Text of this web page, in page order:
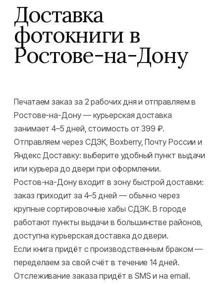
Доставка
фотокниги в
Ростове-на-Дону
Печатаем заказ за 2 рабочих дня и отправляем в
Ростове-на-Дону — курьерская доставка
занимает 4–5 дней, стоимость от 399 ₽.
Отправляем через СДЭК, Boxberry, Почту России и
Яндекс Доставку: выберите удобный пункт выдачи
или курьера до двери при оформлении.
Ростов-на-Дону входит в зону быстрой доставки:
заказ приходит за 4–5 дней — обычно через
крупные сортировочные хабы СДЭК. В городе
работают пункты выдачи в большинстве районов,
доступна курьерская доставка до двери.
Если книга придёт с производственным браком —
переделаем за свой счёт в течение 14 дней.
Отслеживание заказа придёт в SMS и на email.